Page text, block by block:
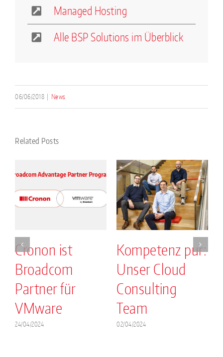
Managed Hosting
Alle BSP Solutions im Überblick
06/06/2018 News
Related Posts
Cronon ist
Broadcom
Partner für
VMware
24/04/2024
Kompetenz pur:
Unser Cloud
Consulting
Team
02/04/2024